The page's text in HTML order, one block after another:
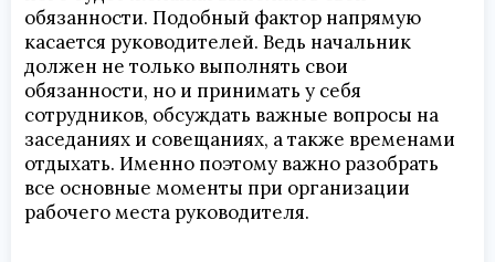
обязанности. Подобный фактор напрямую
касается руководителей. Ведь начальник
должен не только выполнять свои
обязанности, но и принимать у себя
сотрудников, обсуждать важные вопросы на
заседаниях и совещаниях, а также временами
отдыхать. Именно поэтому важно разобрать
все основные моменты при организации
рабочего места руководителя.